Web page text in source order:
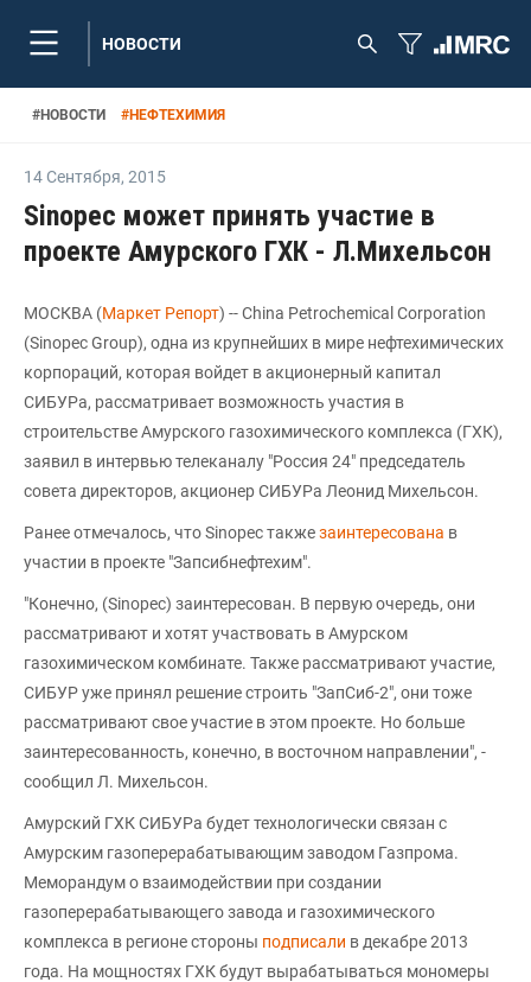
НОВОСТИ
#НОВОСТИ #НЕФТЕХИМИЯ
14 Сентября, 2015
Sinopec может принять участие в
проекте Амурского ГХК - Л.Михельсон
МОСКВА (Маркет Репорт) -- China Petrochemical Corporation
(Sinopec Group), одна из крупнейших в мире нефтехимических
корпораций, которая войдет в акционерный капитал
СИБУРа, рассматривает возможность участия в
строительстве Амурского газохимического комплекса (ГХК),
заявил в интервью телеканалу "Россия 24" председатель
совета директоров, акционер СИБУРа Леонид Михельсон.
Ранее отмечалось, что Sinopec такжезаинтересована в
участии в проекте "Запсибнефтехим".
"Конечно, (Sinopec) заинтересован. В первую очередь, они
рассматривают и хотят участвовать в Амурском
газохимическом комбинате. Также рассматривают участие,
СИБУР уже принял решение строить "ЗапСиб-2", они тоже
рассматривают свое участие в этом проекте. Но больше
заинтересованность, конечно, в восточном направлении", -
сообщил Л. Михельсон.
Амурский ГХК СИБУРа будет технологически связан с
Амурским газоперерабатывающим заводом Газпрома.
Меморандум о взаимодействии при создании
газоперерабатывающего завода и газохимического
комплекса в регионе стороны подписали в декабре 2013
года. На мощностях ГХК будут вырабатываться мономеры